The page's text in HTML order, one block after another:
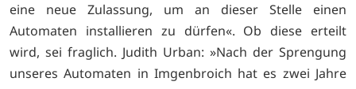
eine neue Zulassung, um an dieser Stelle einen
Automaten installieren zu dürfen«. Ob diese erteilt
wird, sei fraglich. Judith Urban: »Nach der Sprengung
unseres Automaten in Imgenbroich hat es zwei Jahre